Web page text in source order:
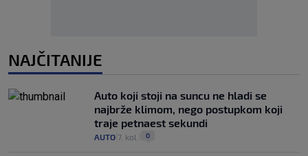
NAJČITANIJE
Auto koji stoji na suncu ne hladi se
najbrže klimom, nego postupkom koji
traje petnaest sekundi
AUTO 7. kol. 0